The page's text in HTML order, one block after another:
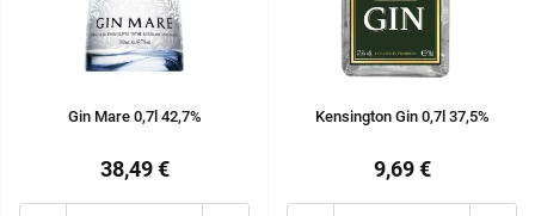
Gin Mare 0,7l 42,7%
38,49 €
Kensington Gin 0,7l 37,5%
9,69 €